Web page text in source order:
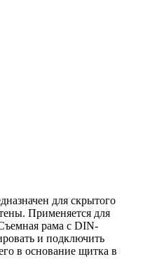
для скрытого
Применяется для
рама с DIN-
и подключить
в основание щитка в